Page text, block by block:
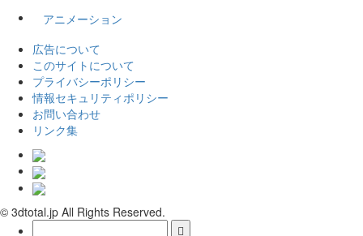
アニメーション
広告について
このサイトについて
プライバシーポリシー
情報セキュリティポリシー
お問い合わせ
リンク集
© 3dtotal.jp All Rights Reserved.